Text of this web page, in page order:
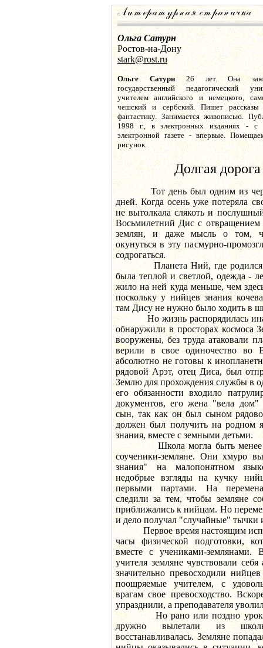
Ольга Сатурн
Ростов-на-Дону
stark@rost.ru
Ольге Сатурн26 лет. Она
государственный педагогический
учителем английского и немецкого,
чешский и сербский. Пишет
фантастику. Занимается живописью.
1998 г., в электронных изданиях - с
электронной газете - впервые.
рисунок.
Долгая
Тот день был одним из
дней. Когда осень уже потеряла
не вытолкала слякоть и
Восьмилетний Дис с отвращением
землян, и даже мысль о том,
окунуться в эту пасмурно-
содрогаться.
Планета Ний, где родился и
была теплой и светлой, одежда -
жило на ней куда меньше, чем
поскольку у нийцев знания
там Дису не нужно было ходить в
Но жизнь распорядилась
обнаружили в просторах космоса
вооружены, без труда атаковали
верили в свое одиночество во
абсолютно не готовы к
рядовой Арэт, отец Диса, был
Землю для прохождения службы в
его обязанности входило
документов, его жена "вела
сын, так как он был сыном
должен был получить на родном
знания, вместе с земными детьми.
Школа могла быть менее
соученики-земляне. Они хмуро
знания" на малопонятном
недобрые взгляды на кучку
первыми партами. На
следили за тем, чтобы земляне
приближались к нийцам. Но
и дело получал "случайные" тычки
Первое время настоящим
часы физической подготовки,
вместе с учениками-землянами.
учителя земляне чувствовали
значительно превосходили
поощряемые учителем, с
врагам свое превосходство.
упразднили, а преподавателя
Но рано или поздно уроки
дружно вылетали из
восстанавливалась. Земляне